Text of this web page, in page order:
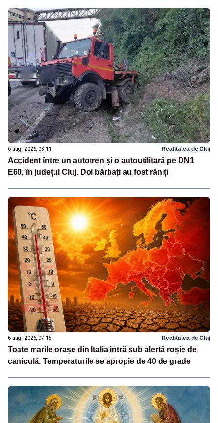
6 aug. 2026, 08:11 Realitatea de Cluj
Accident între un autotren și o autoutilitară pe DN1
E60, în județul Cluj. Doi bărbați au fost răniți
6 aug. 2026, 07:15 Realitatea de Cluj
Toate marile orașe din Italia intră sub alertă roșie de
caniculă. Temperaturile se apropie de 40 de grade